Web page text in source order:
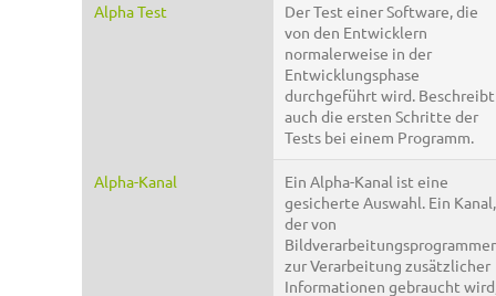
Alpha Test
Der Test einer Software, die
von den Entwicklern
normalerweise in der
Entwicklungsphase
durchgeführt wird. Beschreibt
auch die ersten Schritte der
Tests bei einem Programm.
Alpha-Kanal
Ein Alpha-Kanal ist eine
gesicherte Auswahl. Ein Kanal,
der von
zur Verarbeitung zusätzlicher
Informationen gebraucht